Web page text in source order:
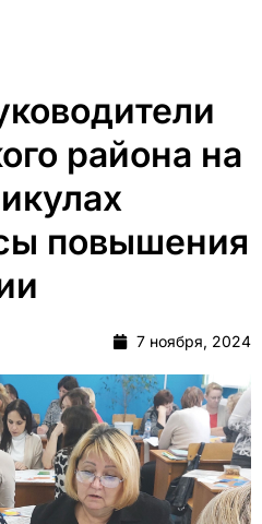
района на
повышения
7 ноября, 2024